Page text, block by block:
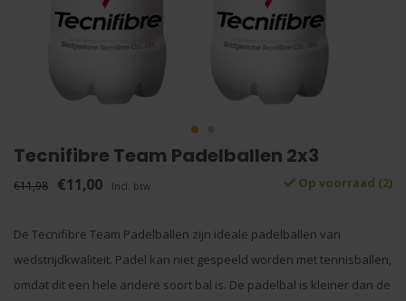
Tecnifibre Team Padelballen 2x3
€11,98 €11,00 Incl. btw Op voorraad (2)
De Tecnifibre Team Padelballen zijn ideale padelballen van
wedstrijdkwaliteit. Padel kan niet gespeeld worden met tennisballen,
omdat dit een hele andere soort bal is. De padelbal is kleiner dan de